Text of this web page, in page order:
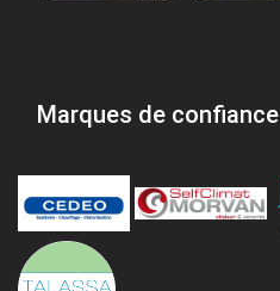
Marques de confiance